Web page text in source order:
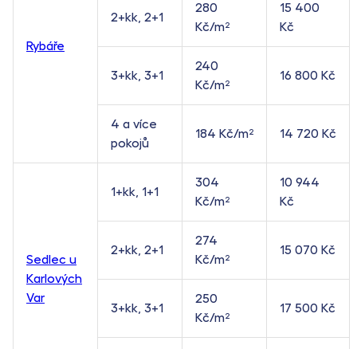
Rybáře
2+kk, 2+1
280
Kč/m²
15 400
Kč
3+kk, 3+1
240
Kč/m²
16 800 Kč
4 a více
pokojů
184 Kč/m² 14 720 Kč
Sedlec u
Karlových
Var
1+kk, 1+1
304
Kč/m²
10 944
Kč
2+kk, 2+1
274
Kč/m²
15 070 Kč
3+kk, 3+1
250
Kč/m²
17 500 Kč